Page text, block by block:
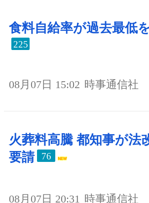
食料自給率が過去最低
225
08月07日 15:02 時事通信社
火葬料高騰 都知事が法
要請
76
08月07日 20:31 時事通信社